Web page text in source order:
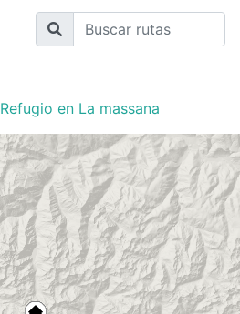
Refugio en La massana